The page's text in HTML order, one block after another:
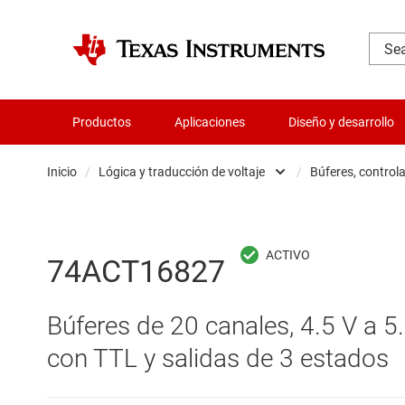
Productos Aplicaciones Diseño y desarrollo
Inicio / Lógica y traducción de voltaje
Aislamiento
Audio, háptica y piezoeléctrica
Circuitos integrados de gestión de
/ Búferes,
74ACT16827
Búferes de 20 canales, 4.5 V a
con TTL y salidas de 3 estados